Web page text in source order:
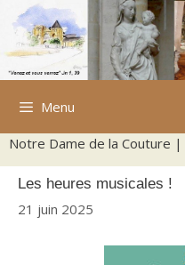
Aller
contenu
Menu
Notre Dame de la Couture |
Les heures musicales !
21 juin 2025